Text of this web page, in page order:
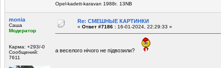
Opel-kadett-karavan 1988г. 13NB
monia
Саша
Модератор
Карма: +293/-0
Сообщений:
7611
Re: СМЕШНЫЕ КАРТИНКИ
« Ответ #7186 : 16-01-2024, 22:29:33 »
а веселого нічого не підвозили?